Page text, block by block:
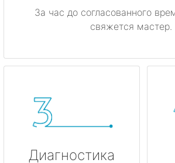
За час до согласованного
свяжется мастер.
Диагностика